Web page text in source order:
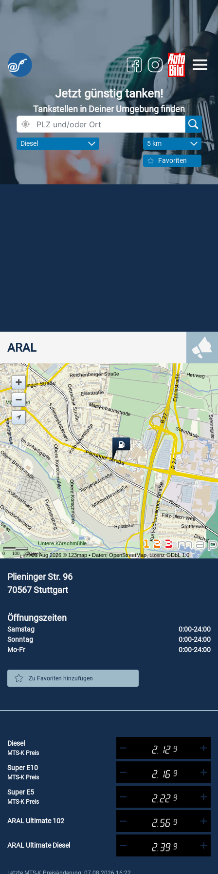
Jetzt günstig tanken!
Tankstellen in Deiner Umgebung finden
Diesel 5 km
Favoriten
ARAL
Untere Körschmühle
Möhringen
B 27
B 27
Vaihinger Straße Epplestraße
Plieninger Straße
Kurt-Schumacher-Straße
Eisestraße
Märzenbaumstraße
Ostracher Straße
Reichenberger Straße
Sternhäule
Fritz-Ulrich-Weg
Tangegartstraße
Mühlhaldenstraße
Stöfflerweg
Obere Körschmühle
Im Schießgärtle
Rübezahlweg
Streibgasse Schimmelreiterweg
Friedrichsberg
Brandstraße
Heuweg
Sternhäule
Bürst
Spitalrain
Kolbäckerstraße
Obere Körschmühle
Lohäcker
0 100 200 m
01 Aug 2026 © 123map • Daten:OpenStreetMap,Lizenz ODbL 1.0
Plieninger Str. 96
70567Stuttgart
Öffnungszeiten
Samstag
0:00-24:00
Sonntag
0:00-24:00
Mo-Fr
0:00-24:00
Zu Favoriten hinzufügen
Diesel
MTS-K Preis 2.12 9
Super E10
MTS-K Preis 2.16 9
Super E5
MTS-K Preis 2.22 9
ARAL Ultimate 102 2.56 9
ARAL Ultimate Diesel 2.39 9